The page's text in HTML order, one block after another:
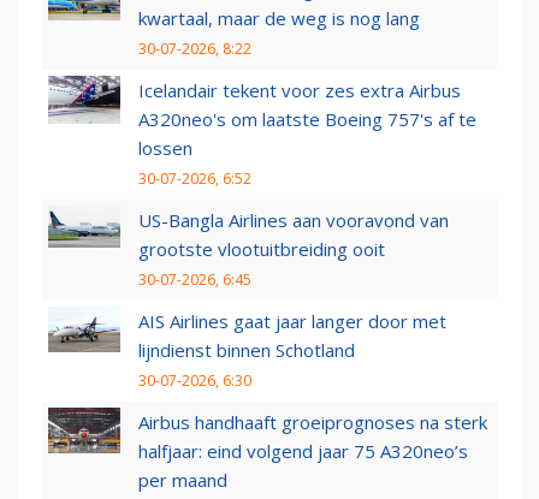
kwartaal, maar de weg is nog lang
30-07-2026, 8:22
Icelandair tekent voor zes extra Airbus
A320neo's om laatste Boeing 757's af te
lossen
30-07-2026, 6:52
US-Bangla Airlines aan vooravond van
grootste vlootuitbreiding ooit
30-07-2026, 6:45
AIS Airlines gaat jaar langer door met
lijndienst binnen Schotland
30-07-2026, 6:30
Airbus handhaaft groeiprognoses na sterk
halfjaar: eind volgend jaar 75 A320neo’s
per maand